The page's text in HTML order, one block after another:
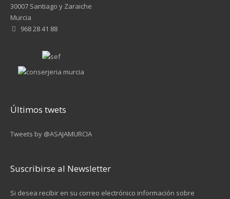
30007 Santiago y Zaraiche
Murcia
968 28 41 88
Últimos twets
Tweets by @ASAJAMURCIA
Suscribirse al Newsletter
Si desea recibir en su correo electrónico información sobre